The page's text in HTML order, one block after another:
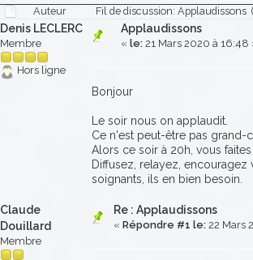
Auteur Fil de discussion: Applaudissons
Denis LECLERC
Membre
Hors ligne
Applaudissons
« le: 21 Mars 2020 à 16:48
Bonjour
Le soir nous on applaudit.
Ce n'est peut-être pas
Alors ce soir à 20h, vous
Diffusez, relayez,
soignants, ils en bien besoin.
Claude
Douillard
Membre
Re : Applaudissons
« Répondre #1 le: 22 Mars